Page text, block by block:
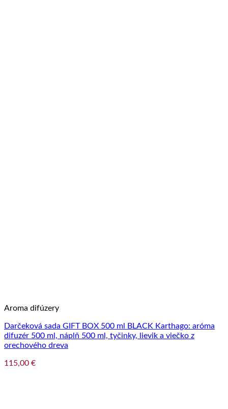
Aroma difúzery
Darčeková sada GIFT BOX 500 ml BLACK Karthago: aróma
difuzér 500 ml, náplň 500 ml, tyčinky, lievik a viečko z
orechového dreva
115,00 €